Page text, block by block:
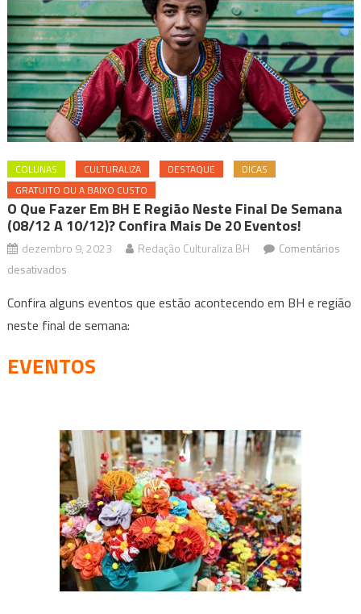
COLUNAS CULTURALIZA DESTAQUE
DICAS
GRATUITO OU A BAIXO CUSTO
O Que Fazer Em BH E Região Neste Final De Semana
(08/12 A 10/12)? Confira Mais De 20 Eventos!
dezembro 9, 2023 Redação Culturaliza BH
Comentários
desativadosem
que
fazer
BH
neste
final
de
semana
(08/12
a
10/12)?
Confira
Mais
Confira alguns eventos que estão acontecendo em BH e região
neste final de semana:
EVENTOS